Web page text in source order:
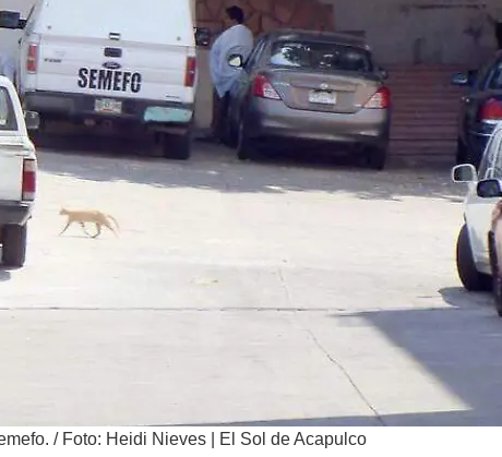
/ Foto: Heidi Nieves | El Sol de Acapulco